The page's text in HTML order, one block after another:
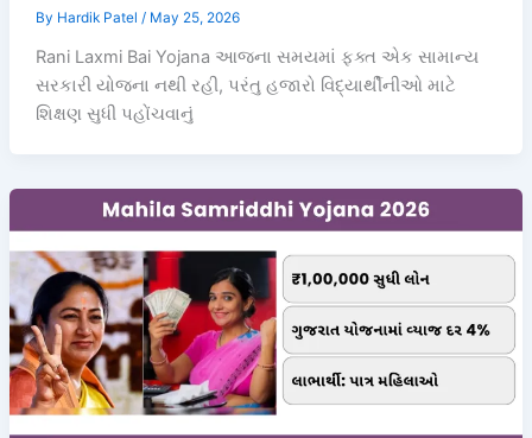
By Hardik Patel / May 25, 2026
Rani Laxmi Bai Yojana આજના સમયમાં ફક્ત એક સામાન્ય
સરકારી યોજના નથી રહી, પરંતુ હજારો વિદ્યાર્થીનીઓ માટે
શિક્ષણ સુધી પહોંચવાનું